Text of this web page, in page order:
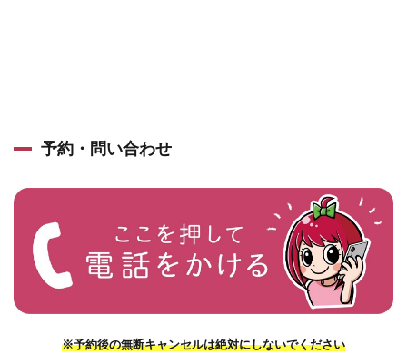
予約・問い合わせ
※予約後の無断キャンセルは絶対にしないでください